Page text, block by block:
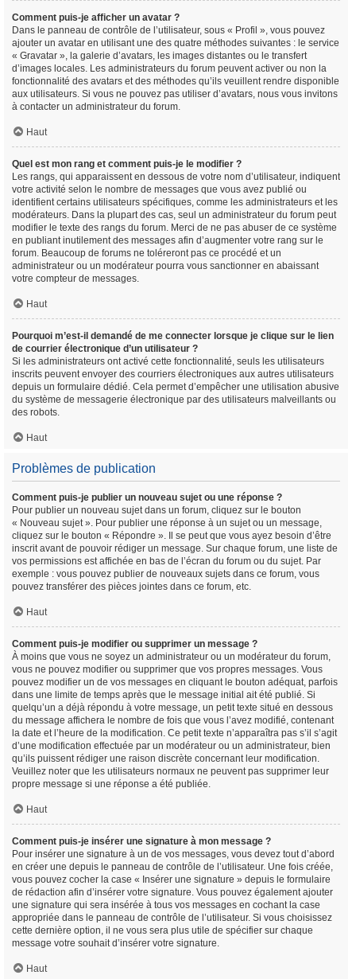
Comment puis-je afficher un avatar ?
Dans le panneau de contrôle de l’utilisateur, sous « Profil », vous pouvez
ajouter un avatar en utilisant une des quatre méthodes suivantes : le service
« Gravatar », la galerie d’avatars, les images distantes ou le transfert
d’images locales. Les administrateurs du forum peuvent activer ou non la
fonctionnalité des avatars et des méthodes qu’ils veuillent rendre disponible
aux utilisateurs. Si vous ne pouvez pas utiliser d’avatars, nous vous invitons
à contacter un administrateur du forum.
Haut
Quel est mon rang et comment puis-je le modifier ?
Les rangs, qui apparaissent en dessous de votre nom d’utilisateur, indiquent
votre activité selon le nombre de messages que vous avez publié ou
identifient certains utilisateurs spécifiques, comme les administrateurs et les
modérateurs. Dans la plupart des cas, seul un administrateur du forum peut
modifier le texte des rangs du forum. Merci de ne pas abuser de ce système
en publiant inutilement des messages afin d’augmenter votre rang sur le
forum. Beaucoup de forums ne toléreront pas ce procédé et un
administrateur ou un modérateur pourra vous sanctionner en abaissant
votre compteur de messages.
Haut
Pourquoi m’est-il demandé de me connecter lorsque je clique sur le lien
de courrier électronique d’un utilisateur ?
Si les administrateurs ont activé cette fonctionnalité, seuls les utilisateurs
inscrits peuvent envoyer des courriers électroniques aux autres utilisateurs
depuis un formulaire dédié. Cela permet d’empêcher une utilisation abusive
du système de messagerie électronique par des utilisateurs malveillants ou
des robots.
Haut
Problèmes de publication
Comment puis-je publier un nouveau sujet ou une réponse ?
Pour publier un nouveau sujet dans un forum, cliquez sur le bouton
« Nouveau sujet ». Pour publier une réponse à un sujet ou un message,
cliquez sur le bouton « Répondre ». Il se peut que vous ayez besoin d’être
inscrit avant de pouvoir rédiger un message. Sur chaque forum, une liste de
vos permissions est affichée en bas de l’écran du forum ou du sujet. Par
exemple : vous pouvez publier de nouveaux sujets dans ce forum, vous
pouvez transférer des pièces jointes dans ce forum, etc.
Haut
Comment puis-je modifier ou supprimer un message ?
À moins que vous ne soyez un administrateur ou un modérateur du forum,
vous ne pouvez modifier ou supprimer que vos propres messages. Vous
pouvez modifier un de vos messages en cliquant le bouton adéquat, parfois
dans une limite de temps après que le message initial ait été publié. Si
quelqu’un a déjà répondu à votre message, un petit texte situé en dessous
du message affichera le nombre de fois que vous l’avez modifié, contenant
la date et l’heure de la modification. Ce petit texte n’apparaîtra pas s’il s’agit
d’une modification effectuée par un modérateur ou un administrateur, bien
qu’ils puissent rédiger une raison discrète concernant leur modification.
Veuillez noter que les utilisateurs normaux ne peuvent pas supprimer leur
propre message si une réponse a été publiée.
Haut
Comment puis-je insérer une signature à mon message ?
Pour insérer une signature à un de vos messages, vous devez tout d’abord
en créer une depuis le panneau de contrôle de l’utilisateur. Une fois créée,
vous pouvez cocher la case « Insérer une signature » depuis le formulaire
de rédaction afin d’insérer votre signature. Vous pouvez également ajouter
une signature qui sera insérée à tous vos messages en cochant la case
appropriée dans le panneau de contrôle de l’utilisateur. Si vous choisissez
cette dernière option, il ne vous sera plus utile de spécifier sur chaque
message votre souhait d’insérer votre signature.
Haut